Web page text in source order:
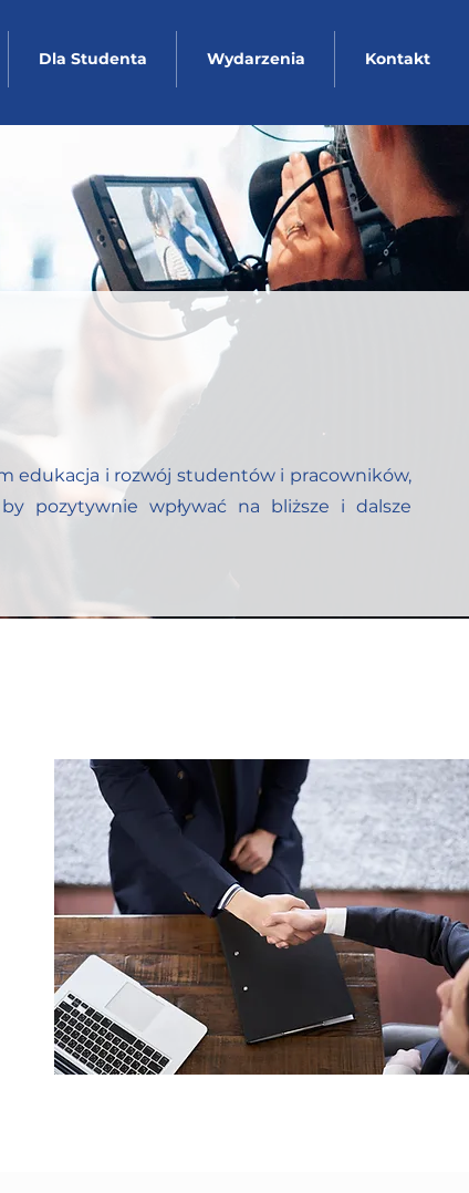
Dla Studenta Wydarzenia Kontakt
edukacja i rozwój studentów i pracowników,
pozytywnie wpływać na bliższe i dalsze